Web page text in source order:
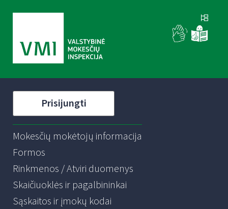
Prisijungti
Mokesčių mokėtojų informacija
Formos
Rinkmenos / Atviri duomenys
Skaičiuoklės ir pagalbininkai
Sąskaitos ir įmokų kodai